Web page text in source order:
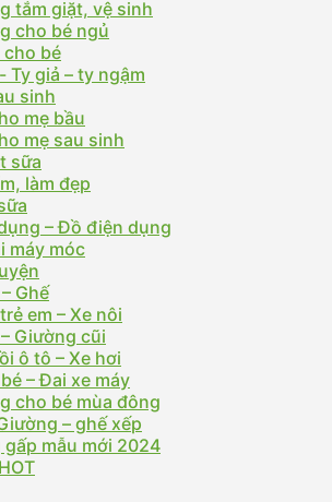
tắm giặt, vệ sinh
cho bé ngủ
cho bé
Ty giả – ty ngậm
sinh
mẹ bầu
mẹ sau sinh
sữa
làm đẹp
– Đồ điện dụng
máy móc
Ghế
em – Xe nôi
Giường cũi
ô tô – Xe hơi
– Đai xe máy
cho bé mùa đông
– ghế xếp
gấp mẫu mới 2024